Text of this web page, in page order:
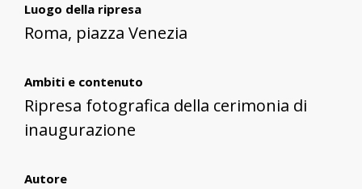
Luogo della ripresa
Roma, piazza Venezia
Ambiti e contenuto
Ripresa fotografica della cerimonia di
inaugurazione
Autore